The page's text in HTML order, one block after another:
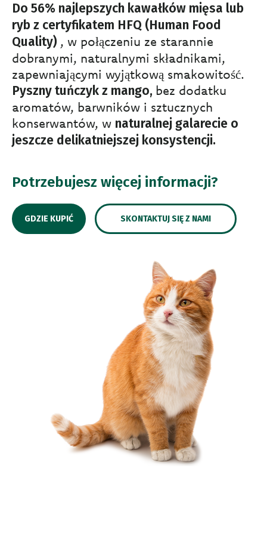
Do 56% najlepszych kawałków mięsa lub
ryb z certyfikatem HFQ (Human Food
Quality) , w połączeniu ze starannie
dobranymi, naturalnymi składnikami,
zapewniającymi wyjątkową smakowitość.
Pyszny tuńczyk z mango, bez dodatku
aromatów, barwników i sztucznych
konserwantów, w naturalnej galarecie o
jeszcze delikatniejszej konsystencji.
Potrzebujesz więcej informacji?
GDZIE KUPIĆ SKONTAKTUJ SIĘ Z NAMI